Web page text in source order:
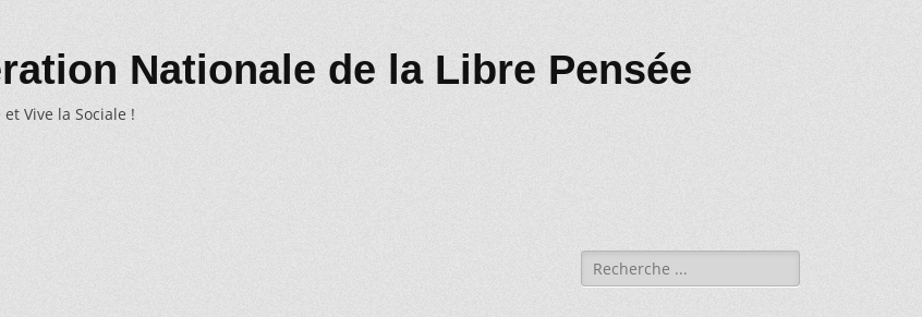
Nationale de la Libre Pensée
Vive la Sociale !
Recherche
de: